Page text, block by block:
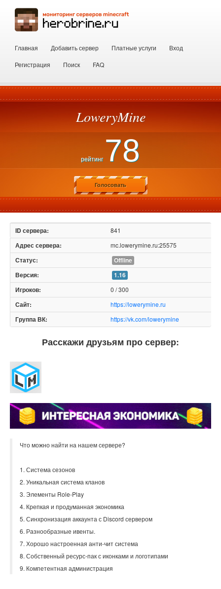
Главная Добавить сервер Платные услуги
Вход
Регистрация
Поиск FAQ
LoweryMine
рейтинг 78
Голосовать
841
mc.lowerymine.ru:25575
Offline
1.16
0 / 300
https://lowerymine.ru
https://vk.com/lowerymine
Расскажи друзьям про сервер:
Что можно найти на нашем сервере?
1. Система сезонов
2. Уникальная система кланов
3. Элементы Role-Play
4. Крепкая и продуманная экономика
5. Синхронизация аккаунта с Discord сервером
6. Разнообразные ивенты.
7. Хорошо настроенная анти-чит система
8. Собственный ресурс-пак с иконками и логотипами
9. Компетентная администрация